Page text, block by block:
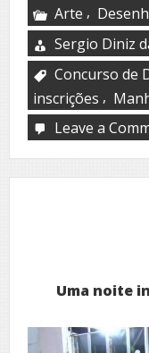
Arte ,
Sergio Diniz
Concurso de
inscrições ,
Leave a
Uma noite